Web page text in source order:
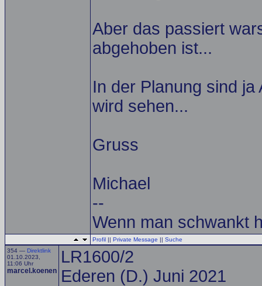
Aber das passiert
abgehoben ist...
In der Planung sind
wird sehen...
Gruss
Michael
--
Wenn man schwankt
Profil || Private Message || Suche
354 — Direktlink
01.10.2023,
11:06 Uhr
marcel.koenen
LR1600/2
Ederen (D.) Juni 2021